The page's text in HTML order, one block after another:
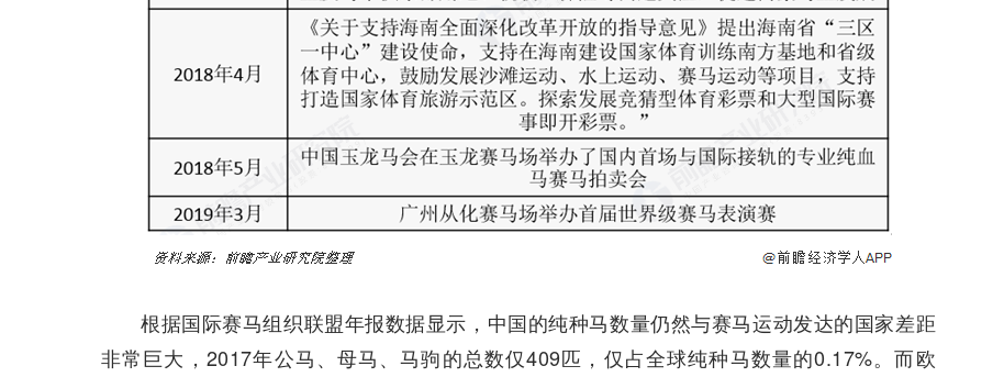
根据国际赛马组织联盟年报数据显示，中国的纯种马数量仍然与赛马运动发达的国家差距
非常巨大，2017年公马、母马、马驹的总数仅409匹，仅占全球纯种马数量的0.17%。而欧